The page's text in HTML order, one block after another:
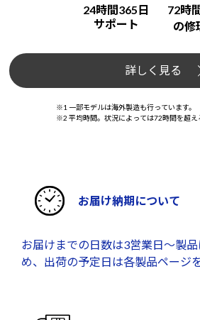
24時間365日
サポート
72時
の修
詳しく見る
※1 一部モデルは海外製造も行っています。
※2 平均時間。状況によっては72時間を超え
お届け納期について
お届けまでの日数は3営業日～製
め、出荷の予定日は各製品ページ